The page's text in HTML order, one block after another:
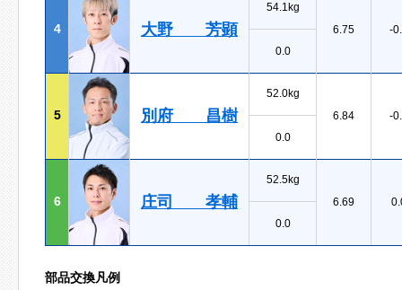
4 大野 芳顕
54.1kg
6.75
-
0.0
5 別府 昌樹
52.0kg
6.84
-
0.0
6 庄司 孝輔
52.5kg
6.69
0.0
部品交換凡例